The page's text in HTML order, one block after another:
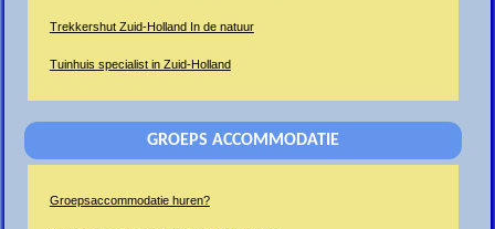
Trekkershut Zuid-Holland In de natuur
Tuinhuis specialist in Zuid-Holland
GROEPS ACCOMMODATIE
Groepsaccommodatie huren?